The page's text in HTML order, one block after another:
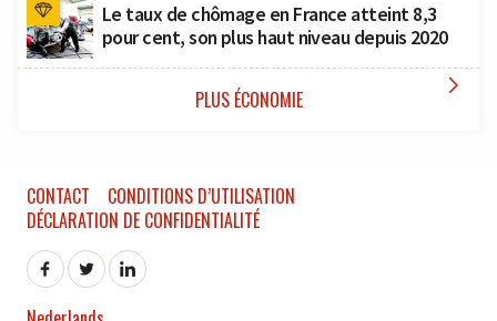
Le taux de chômage en France atteint 8,3
pour cent, son plus haut niveau depuis 2020
PLUS ÉCONOMIE 
CONTACT
CONDITIONS D’UTILISATION
DÉCLARATION DE CONFIDENTIALITÉ